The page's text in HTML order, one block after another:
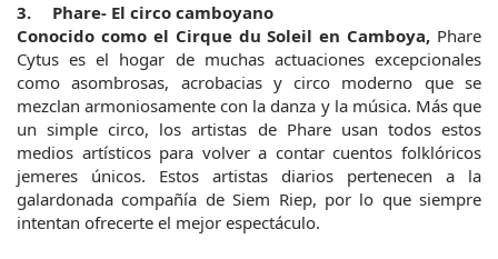
3.	Phare- El circo camboyano
Conocido como el Cirque du Soleil en Camboya, Phare
Cytus es el hogar de muchas actuaciones excepcionales
como asombrosas, acrobacias y circo moderno que se
mezclan armoniosamente con la danza y la música. Más que
un simple circo, los artistas de Phare usan todos estos
medios artísticos para volver a contar cuentos folklóricos
jemeres únicos. Estos artistas diarios pertenecen a la
galardonada compañía de Siem Riep, por lo que siempre
intentan ofrecerte el mejor espectáculo.